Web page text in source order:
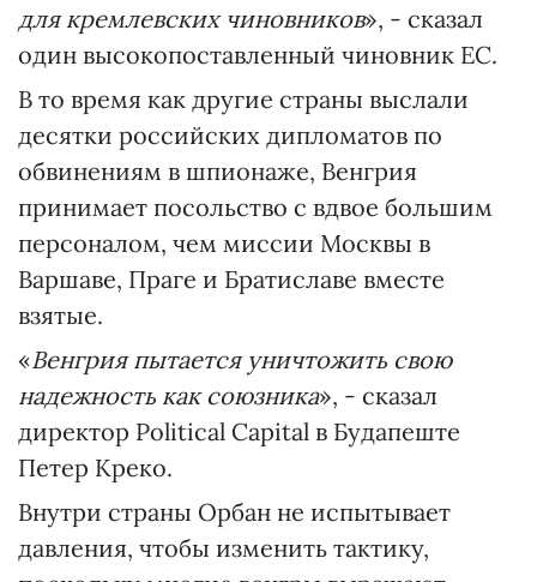
для кремлевских чиновников», - сказал
один высокопоставленный чиновник ЕС.
В то время как другие страны выслали
десятки российских дипломатов по
обвинениям в шпионаже, Венгрия
принимает посольство с вдвое большим
персоналом, чем миссии Москвы в
Варшаве, Праге и Братиславе вместе
взятые.
«Венгрия пытается уничтожить свою
надежность как союзника», - сказал
директор Political Capital в Будапеште
Петер Креко.
Внутри страны Орбан не испытывает
давления, чтобы изменить тактику,